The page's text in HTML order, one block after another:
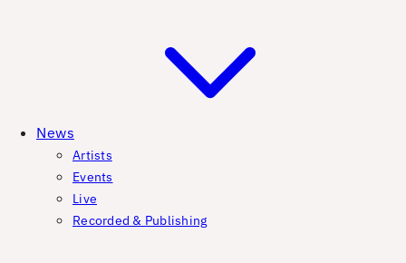
News
Artists
Events
Live
Recorded & Publishing